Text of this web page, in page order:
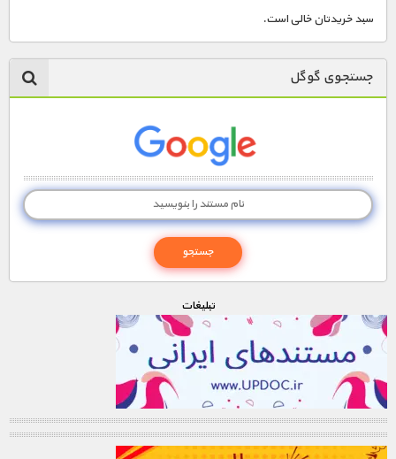
سبد خریدتان خالی است.
جستجوی گوگل
تبليغات